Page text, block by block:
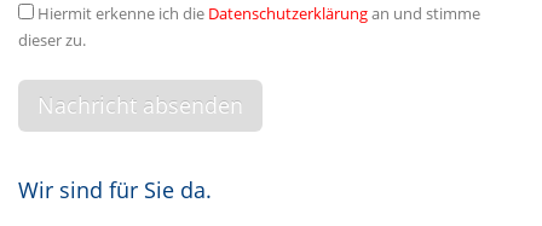
Hiermit erkenne ich die Datenschutzerklärungan und stimme
dieser zu.
Wir sind für Sie da.